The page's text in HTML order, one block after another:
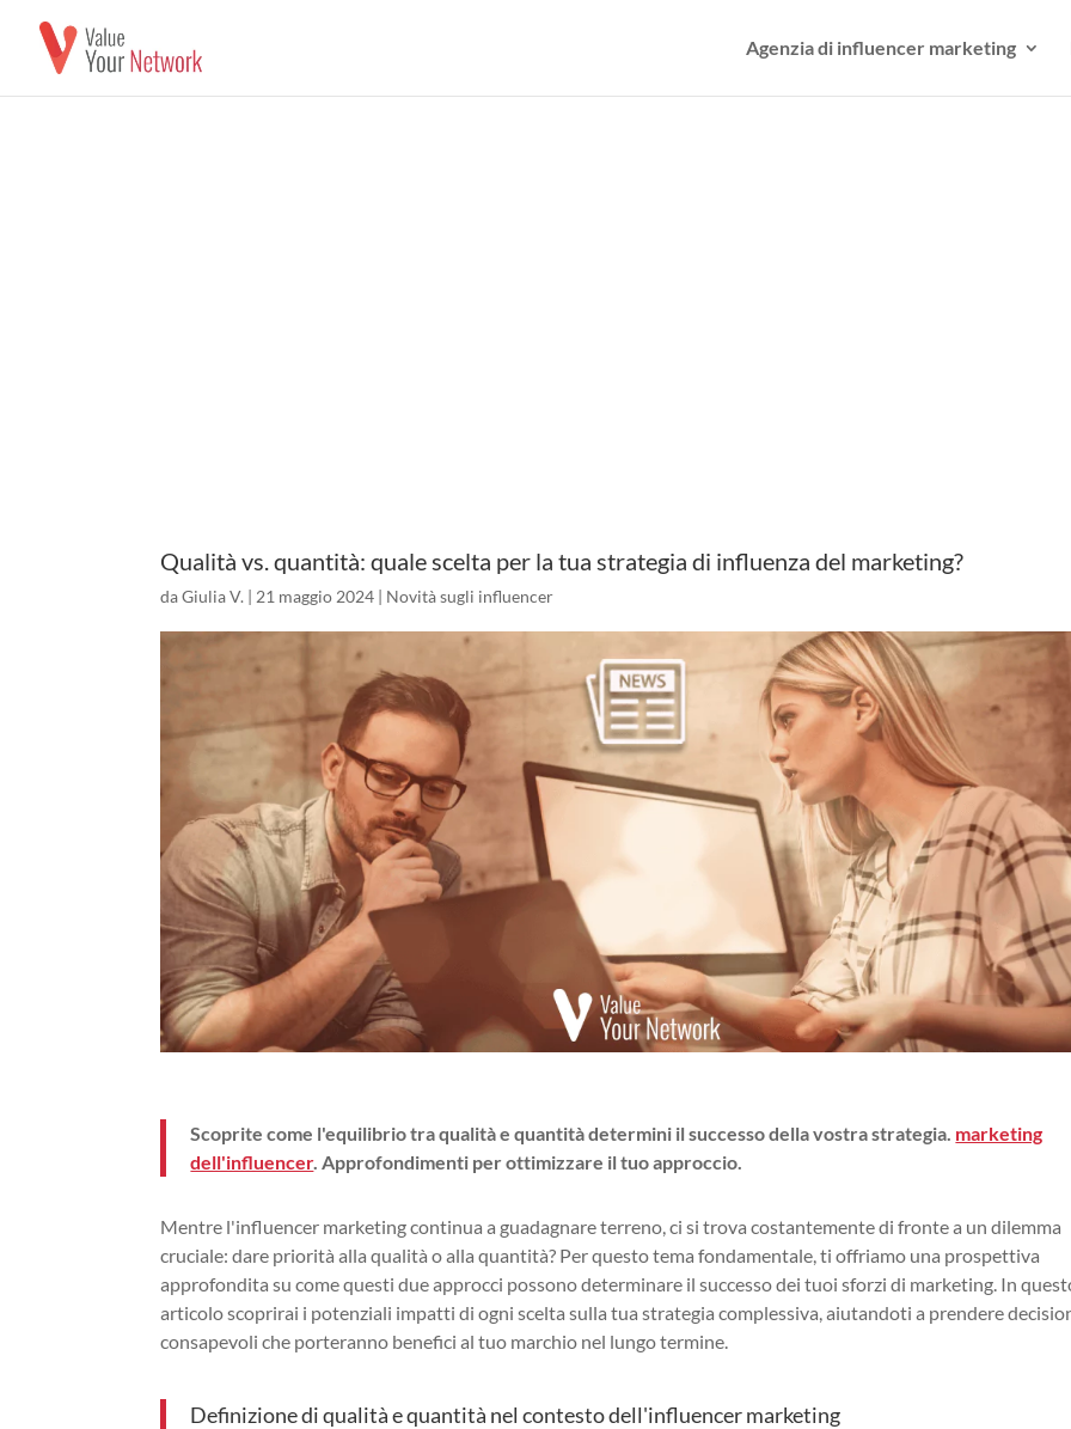
Agenzia di influencer marketing
Qualità vs. quantità: quale scelta per la tua strategia di influenza del marketing?
daGiulia V. | 21 maggio 2024 | Novità sugli influencer
Scoprite come l'equilibrio tra qualità e quantità determini il successo della vostra strategia. marketing
dell'influencer. Approfondimenti per ottimizzare il tuo approccio.
Mentre l'influencer marketing continua a guadagnare terreno, ci si trova costantemente di fronte a un dilemma
cruciale: dare priorità alla qualità o alla quantità? Per questo tema fondamentale, ti offriamo una prospettiva
approfondita su come questi due approcci possono determinare il successo dei tuoi sforzi di marketing. In
articolo scoprirai i potenziali impatti di ogni scelta sulla tua strategia complessiva, aiutandoti a prendere
consapevoli che porteranno benefici al tuo marchio nel lungo termine.
Definizione di qualità e quantità nel contesto dell'influencer marketing